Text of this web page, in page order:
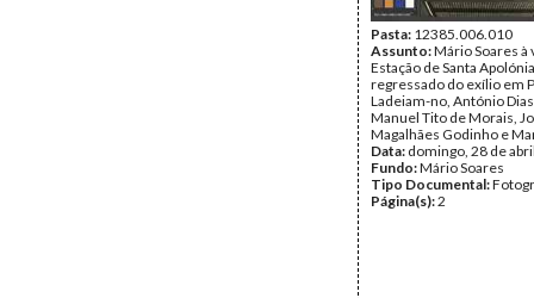
Pasta: 12385.006.010
Assunto:Mário Soares à
Estação de Santa
regressado do exílio em
Ladeiam-no, António
Manuel Tito de Morais,
Magalhães Godinho e
Data: domingo, 28 de
Fundo:Mário Soares
Tipo Documental:
Página(s):2